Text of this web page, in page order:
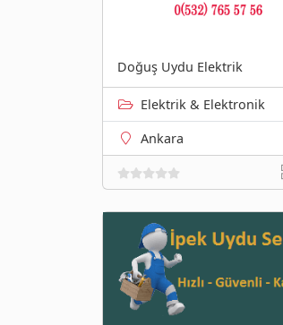
Doğuş Uydu Elektrik
Elektrik & Elektronik
Ankara